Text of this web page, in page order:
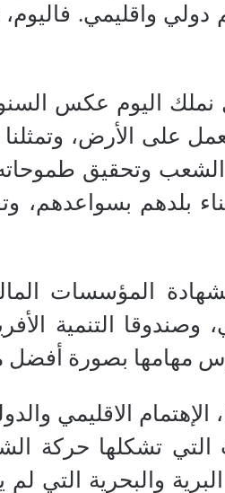
واقليمي.
نملك اليوم عكس
على الأرض،
وتحقيق
بلدهم بسواعدهم،
المؤسسات
وصندوقا التنمية
مهامها بصورة
الاقليمي
التي تشكلها حركة
والبحرية التي